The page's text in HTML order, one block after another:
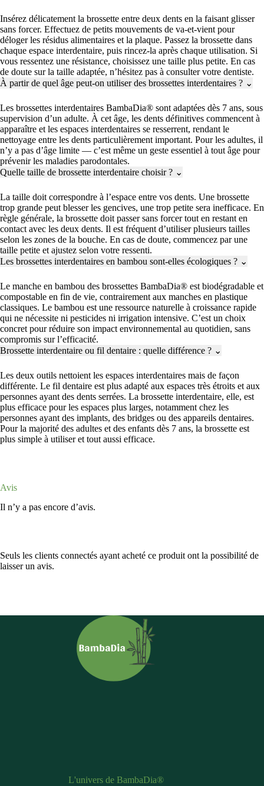
Insérez délicatement la brossette entre deux dents en la faisant glisser
sans forcer. Effectuez de petits mouvements de va-et-vient pour
déloger les résidus alimentaires et la plaque. Passez la brossette dans
chaque espace interdentaire, puis rincez-la après chaque utilisation. Si
vous ressentez une résistance, choisissez une taille plus petite. En cas
de doute sur la taille adaptée, n’hésitez pas à consulter votre dentiste.
À partir de quel âge peut-on utiliser des brossettes interdentaires ? ⌄
Les brossettes interdentaires BambaDia® sont adaptées dès 7 ans, sous
supervision d’un adulte. À cet âge, les dents définitives commencent à
apparaître et les espaces interdentaires se resserrent, rendant le
nettoyage entre les dents particulièrement important. Pour les adultes, il
n’y a pas d’âge limite — c’est même un geste essentiel à tout âge pour
prévenir les maladies parodontales.
Quelle taille de brossette interdentaire choisir ? ⌄
La taille doit correspondre à l’espace entre vos dents. Une brossette
trop grande peut blesser les gencives, une trop petite sera inefficace. En
règle générale, la brossette doit passer sans forcer tout en restant en
contact avec les deux dents. Il est fréquent d’utiliser plusieurs tailles
selon les zones de la bouche. En cas de doute, commencez par une
taille petite et ajustez selon votre ressenti.
Les brossettes interdentaires en bambou sont-elles écologiques ? ⌄
Le manche en bambou des brossettes BambaDia® est biodégradable et
compostable en fin de vie, contrairement aux manches en plastique
classiques. Le bambou est une ressource naturelle à croissance rapide
qui ne nécessite ni pesticides ni irrigation intensive. C’est un choix
concret pour réduire son impact environnemental au quotidien, sans
compromis sur l’efficacité.
Brossette interdentaire ou fil dentaire : quelle différence ? ⌄
Les deux outils nettoient les espaces interdentaires mais de façon
différente. Le fil dentaire est plus adapté aux espaces très étroits et aux
personnes ayant des dents serrées. La brossette interdentaire, elle, est
plus efficace pour les espaces plus larges, notamment chez les
personnes ayant des implants, des bridges ou des appareils dentaires.
Pour la majorité des adultes et des enfants dès 7 ans, la brossette est
plus simple à utiliser et tout aussi efficace.
Avis
Il n’y a pas encore d’avis.
Seuls les clients connectés ayant acheté ce produit ont la possibilité de
laisser un avis.
L'univers de BambaDia®